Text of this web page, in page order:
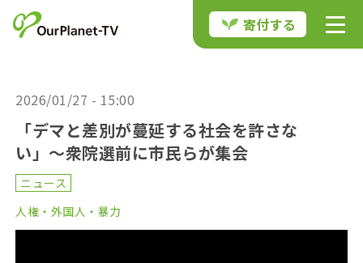
寄付する
2026/01/27 - 15:00
「デマと差別が蔓延する社会を許さな
い」〜衆院選前に市民らが集会
ニュース
人権・外国人・暴力